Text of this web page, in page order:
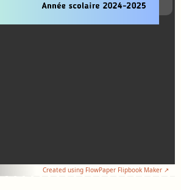
Created using FlowPaper Flipbook Maker ↗